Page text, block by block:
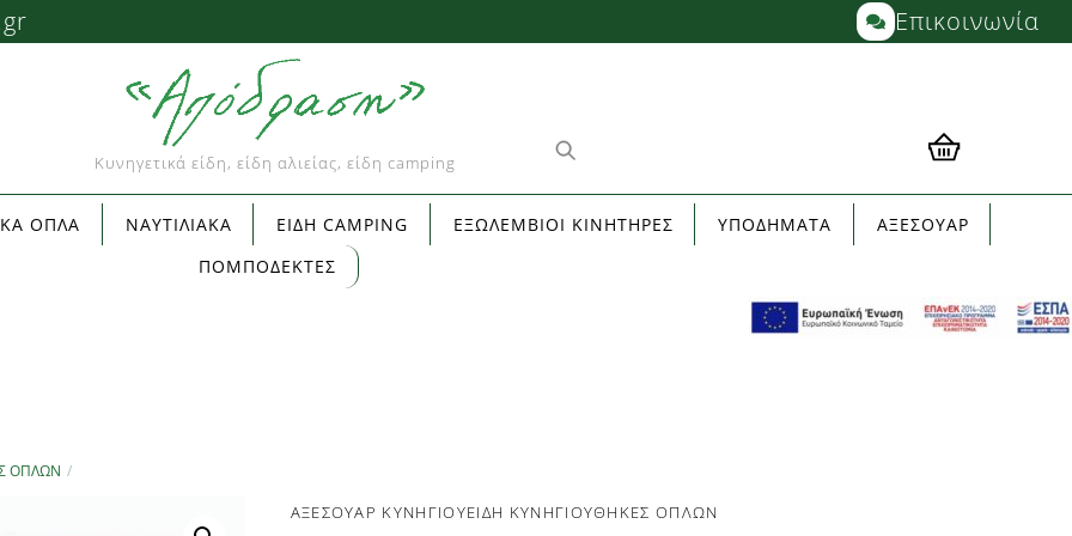
Επικοινωνία
Κυνηγετικά είδη, είδη αλιείας, είδη camping
ΟΠΛΑ ΝΑΥΤΙΛΙΑΚΑ ΕΙΔΗ CAMPING ΕΞΩΛΕΜΒΙΟΙ ΚΙΝΗΤΗΡΕΣ ΥΠΟΔΗΜΑΤΑ
ΑΞΕΣΟΥΑΡ
ΠΟΜΠΟΔΕΚΤΕΣ
ΌΠΛΩΝ
ΑΞΕΣΟΥΑΡ ΚΥΝΗΓΙΟΥΕΙΔΗ ΚΥΝΗΓΙΟΥΘΉΚΕΣ ΌΠΛΩΝ